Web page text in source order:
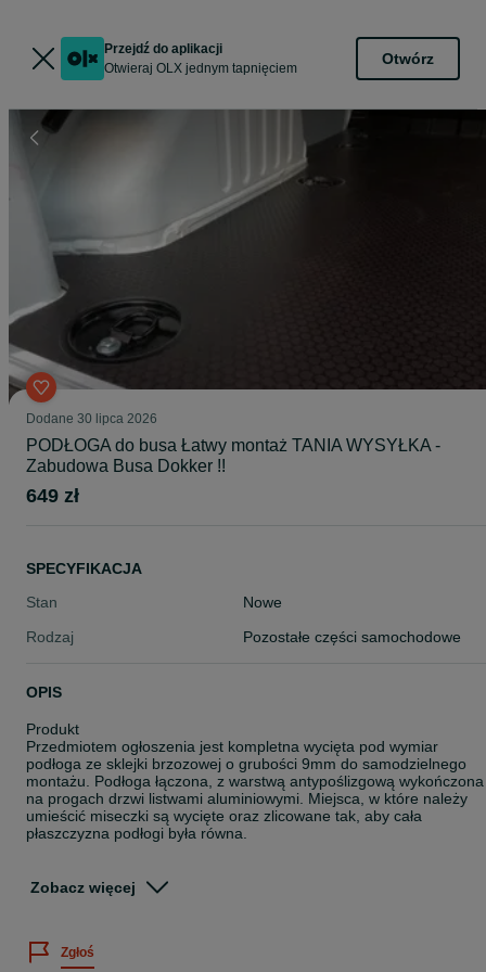
Przejdź do aplikacji
Otwieraj OLX jednym tapnięciem
Otwórz
Dodane 30 lipca 2026
PODŁOGA do busa Łatwy montaż TANIA WYSYŁKA -
Zabudowa Busa Dokker !!
649 zł
SPECYFIKACJA
Stan
Nowe
Rodzaj
Pozostałe części samochodowe
OPIS
Produkt
Przedmiotem ogłoszenia jest kompletna wycięta pod wymiar
podłoga ze sklejki brzozowej o grubości 9mm do samodzielnego
montażu. Podłoga łączona, z warstwą antypoślizgową wykończona
na progach drzwi listwami aluminiowymi. Miejsca, w które należy
umieścić miseczki są wycięte oraz zlicowane tak, aby cała
płaszczyzna podłogi była równa.
kawałku do 4 m.
Kit montażowy
Zobacz więcej
Zgłoś